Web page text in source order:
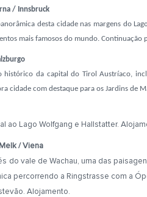
/ Innsbruck
desta cidade nas margens do
mais famosos do mundo. Continuação
histórico da capital do Tirol Austríaco,
cidade com destaque para os Jardins de
ao Lago Wolfgang e Hallstatter.
/ Viena
do vale de Wachau, uma das
percorrendo a Ringstrasse com a
Alojamento.